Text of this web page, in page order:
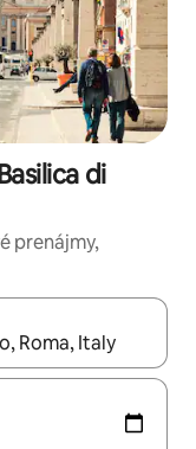
di
prenájmy,
si ich prechádzať